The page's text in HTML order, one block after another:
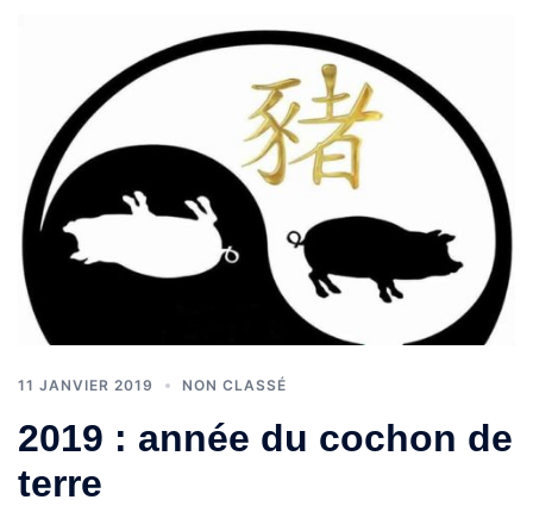
11 JANVIER 2019 NON CLASSÉ
2019 : année du cochon de
terre